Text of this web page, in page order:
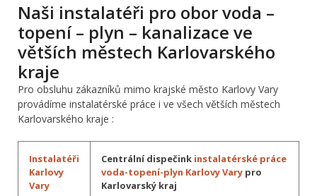
Naši instalatéři pro obor voda –
topení – plyn – kanalizace ve
větších městech Karlovarského
kraje
Pro obsluhu zákazníků mimo krajské město Karlovy Vary
provádíme instalatérské práce i ve všech větších městech
Karlovarského kraje :
Instalatéři
Karlovy
Vary
Centrální dispečink instalatérské práce
voda-topení-plyn Karlovy Vary pro
Karlovarský kraj